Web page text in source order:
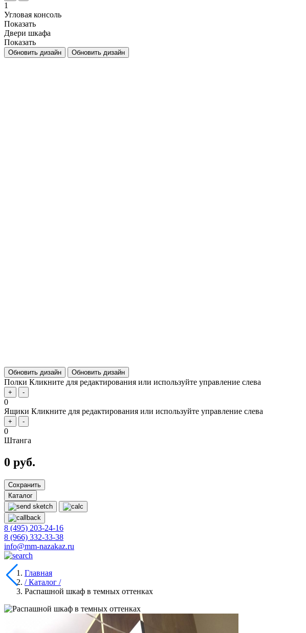
1
Угловая консоль
Показать
Двери шкафа
Показать
Обновить дизайн Обновить дизайн
Обновить дизайн Обновить дизайн
Полки Кликните для редактирования или используйте управление слева
+ -
0
Ящики Кликните для редактирования или используйте управление слева
+ -
0
Штанга
0 руб.
Сохранить
Каталог
8 (495) 203-24-16
8 (966) 332-33-38
info@mm-nazakaz.ru
Главная
/ Каталог /
Распашной шкаф в темных оттенках